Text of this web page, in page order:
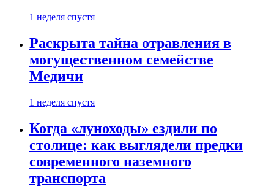
1 неделя спустя
Раскрыта тайна отравления в
могущественном семействе
Медичи
1 неделя спустя
Когда «луноходы» ездили по
столице: как выглядели предки
современного наземного
транспорта